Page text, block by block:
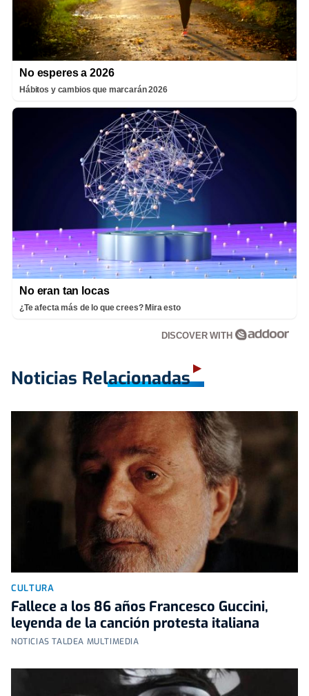
No esperes a 2026
Hábitos y cambios que marcarán 2026
No eran tan locas
¿Te afecta más de lo que crees? Mira esto
DISCOVER WITH
Noticias Relacionadas
CULTURA
Fallece a los 86 años Francesco Guccini,
leyenda de la canción protesta italiana
NOTICIAS TALDEA MULTIMEDIA